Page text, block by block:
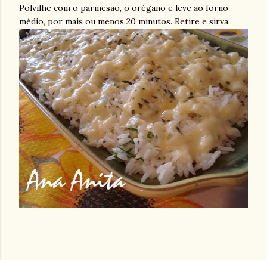
Polvilhe com o parmesao, o orégano e leve ao forno
médio, por mais ou menos 20 minutos. Retire e sirva.